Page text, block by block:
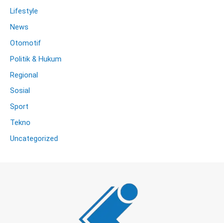
Lifestyle
News
Otomotif
Politik & Hukum
Regional
Sosial
Sport
Tekno
Uncategorized